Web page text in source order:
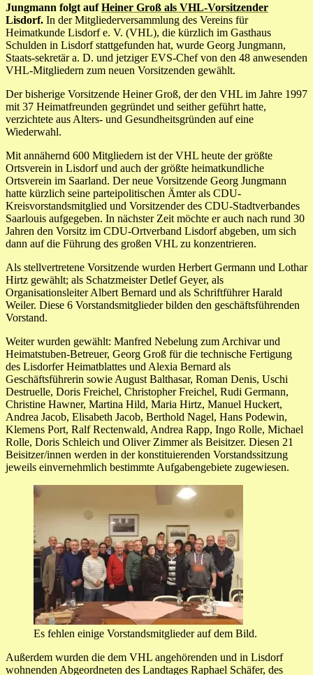
Jungmann folgt aufHeiner Groß als VHL-Vorsitzender
Lisdorf. In der Mitgliederversammlung des Vereins für
Heimatkunde Lisdorf e. V. (VHL), die kürzlich im Gasthaus
Schulden in Lisdorf stattgefunden hat, wurde Georg Jungmann,
Staats-sekretär a. D. und jetziger EVS-Chef von den 48 anwesenden
VHL-Mitgliedern zum neuen Vorsitzenden gewählt.
Der bisherige Vorsitzende Heiner Groß, der den VHL im Jahre 1997
mit 37 Heimatfreunden gegründet und seither geführt hatte,
verzichtete aus Alters- und Gesundheitsgründen auf eine
Wiederwahl.
Mit annähernd 600 Mitgliedern ist der VHL heute der größte
Ortsverein in Lisdorf und auch der größte heimatkundliche
Ortsverein im Saarland. Der neue Vorsitzende Georg Jungmann
hatte kürzlich seine parteipolitischen Ämter als CDU-
Kreisvorstandsmitglied und Vorsitzender des CDU-Stadtverbandes
Saarlouis aufgegeben. In nächster Zeit möchte er auch nach rund 30
Jahren den Vorsitz im CDU-Ortverband Lisdorf abgeben, um sich
dann auf die Führung des großen VHL zu konzentrieren.
Als stellvertretene Vorsitzende wurden Herbert Germann und Lothar
Hirtz gewählt; als Schatzmeister Detlef Geyer, als
Organisationsleiter Albert Bernard und als Schriftführer Harald
Weiler. Diese 6 Vorstandsmitglieder bilden den geschäftsführenden
Vorstand.
Weiter wurden gewählt: Manfred Nebelung zum Archivar und
Heimatstuben-Betreuer, Georg Groß für die technische Fertigung
des Lisdorfer Heimatblattes und Alexia Bernard als
Geschäftsführerin sowie August Balthasar, Roman Denis, Uschi
Destruelle, Doris Freichel, Christopher Freichel, Rudi Germann,
Christine Hawner, Martina Hild, Maria Hirtz, Manuel Huckert,
Andrea Jacob, Elisabeth Jacob, Berthold Nagel, Hans Podewin,
Klemens Port, Ralf Rectenwald, Andrea Rapp, Ingo Rolle, Michael
Rolle, Doris Schleich und Oliver Zimmer als Beisitzer. Diesen 21
Beisitzer/innen werden in der konstituierenden Vorstandssitzung
jeweils einvernehmlich bestimmte Aufgabengebiete zugewiesen.
Es fehlen einige Vorstandsmitglieder auf dem Bild.
Außerdem wurden die dem VHL angehörenden und in Lisdorf
wohnenden Abgeordneten des Landtages Raphael Schäfer, des